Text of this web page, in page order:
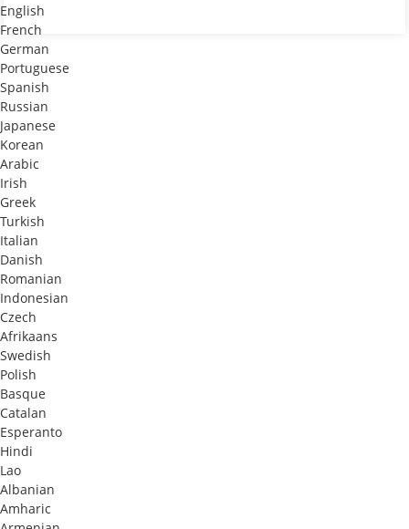
English
French
German
Portuguese
Spanish
Russian
Japanese
Korean
Arabic
Irish
Greek
Turkish
Italian
Danish
Romanian
Indonesian
Czech
Afrikaans
Swedish
Polish
Basque
Catalan
Esperanto
Hindi
Lao
Albanian
Amharic